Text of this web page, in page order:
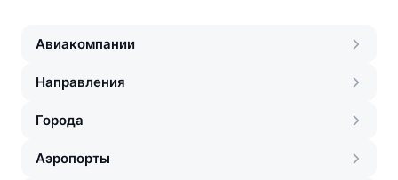
Авиакомпании
Направления
Города
Аэропорты